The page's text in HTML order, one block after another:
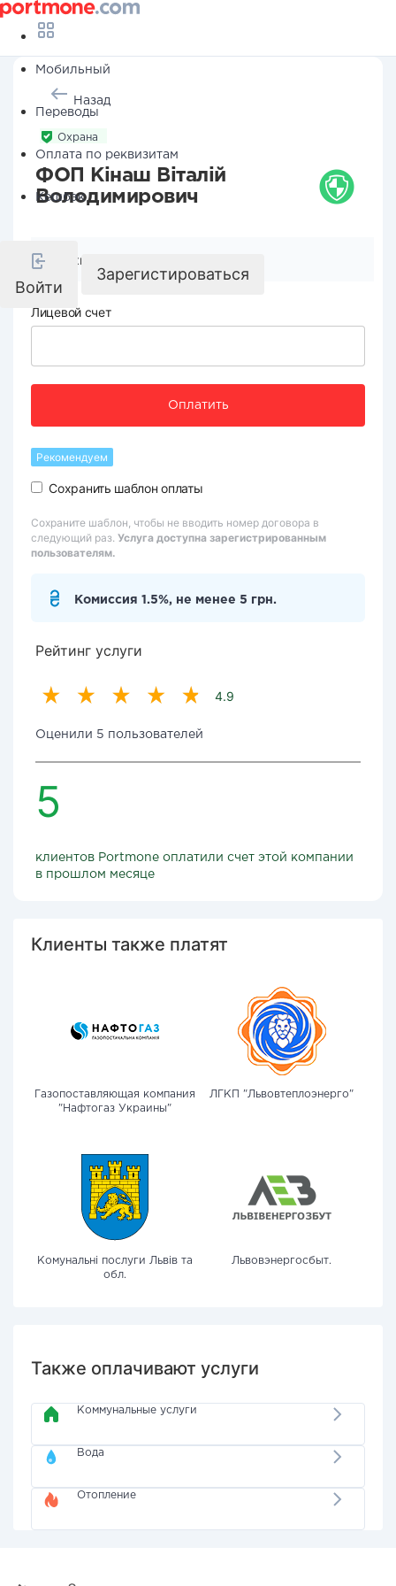
Мобильный
Переводы
Оплата по реквизитам
Кешбэк
Войти
Зарегистироваться
Назад
Охрана
ФОП Кінаш Віталій
Володимирович
Реквизиты компании
Лицевой счет
Оплатить
Рекомендуем
Сохранить шаблон оплаты
Сохраните шаблон, чтобы не вводить номер договора в
следующий раз. Услуга доступна зарегистрированным
пользователям.
Комиссия 1.5%, не менее 5 грн.
Рейтинг услуги
4.9
Оценили 5 пользователей
5
клиентов Portmone оплатили счет этой компании
в прошлом месяце
Клиенты также платят
Газопоставляющая компания
"Нафтогаз Украины"
ЛГКП "Львовтеплоэнерго"
Комунальні послуги Львів та
обл.
Львовэнергосбыт.
Также оплачивают услуги
Коммунальные услуги
Вода
Отопление